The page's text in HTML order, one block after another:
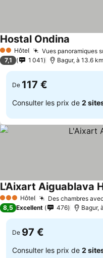
2 Étoiles
Hôtel Vues panoramiques
Hostal Ondina
7,1 1 041 Bagur, à 13.6
De 117 €
Consulter les prix de 2
3 ÉtoilesHôtel Des chambres
L'Aixart Aiguablava
8,5 Excellent 476 Bagur,
De 97 €
Consulter les prix de 2